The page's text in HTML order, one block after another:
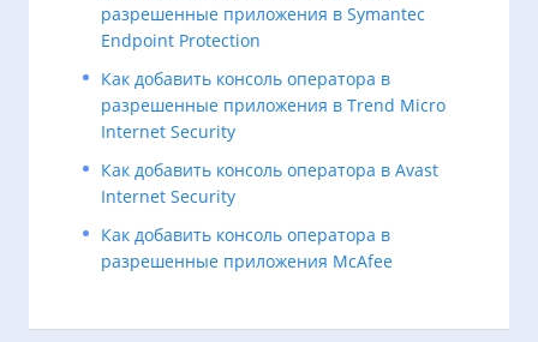
разрешенные приложения в Symantec
Endpoint Protection
Как добавить консоль оператора в
разрешенные приложения в Trend Micro
Internet Security
Как добавить консоль оператора в Avast
Internet Security
Как добавить консоль оператора в
разрешенные приложения McAfee